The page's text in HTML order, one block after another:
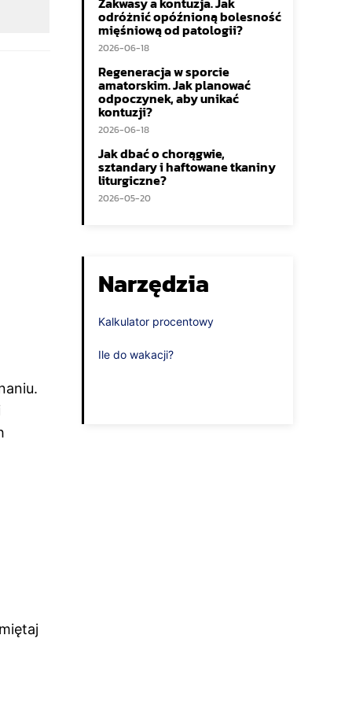
odróżnić opóźnioną bolesność
mięśniową od patologii?
2026-06-18
Regeneracja w sporcie
amatorskim. Jak planować
odpoczynek, aby unikać
kontuzji?
2026-06-18
Jak dbać o chorągwie,
sztandary i haftowane tkaniny
liturgiczne?
2026-05-20
Narzędzia
Kalkulator procentowy
Ile do wakacji?